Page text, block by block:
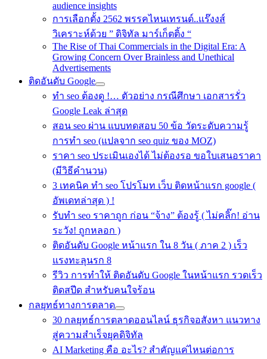
audience insights
การเลือกตั้ง 2562 พรรคไหนเทรนด์..แร๊งงส์
วิเคราะห์ด้วย ” ดิจิทัล มาร์เก็ตติ้ง “
The Rise of Thai Commercials in the Digital Era: A
Growing Concern Over Brainless and Unethical
Advertisements
ติดอันดับ Google
ทำ seo ต้องดู !… ตัวอย่าง กรณีศึกษา เอกสารรั่ว
Google Leak ล่าสุด
สอน seo ผ่าน แบบทดสอบ 50 ข้อ วัดระดับความรู้
การทำ seo (แปลจาก seo quiz ของ MOZ)
ราคา seo ประเมินเองได้ ไม่ต้องรอ ขอใบเสนอราคา
(มีวิธีคำนวน)
3 เทคนิค ทำ seo โปรโมท เว็บ ติดหน้าแรก google (
อัพเดทล่าสุด ) !
รับทำ seo ราคาถูก ก่อน “จ้าง” ต้องรู้ ( ไม่คลิ๊ก! อ่าน
ระวัง! ถูกหลอก )
ติดอันดับ Google หน้าแรก ใน 8 วัน ( ภาค 2 ) เร็ว
แรงทะลุนรก 8
รีวิว การทำให้ ติดอันดับ Google ในหน้าแรก รวดเร็ว
ติดสปีด สำหรับคนใจร้อน
กลยุทธ์ทางการตลาด
30 กลยุทธ์การตลาดออนไลน์ ธุรกิจอสังหา แนวทาง
สู่ความสำเร็จยุคดิจิทัล
AI Marketing คือ อะไร? สำคัญแค่ไหนต่อการ